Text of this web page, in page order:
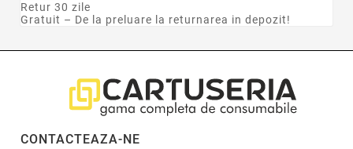
Retur 30 zile
Gratuit – De la preluare la returnarea in depozit!
CONTACTEAZA-NE